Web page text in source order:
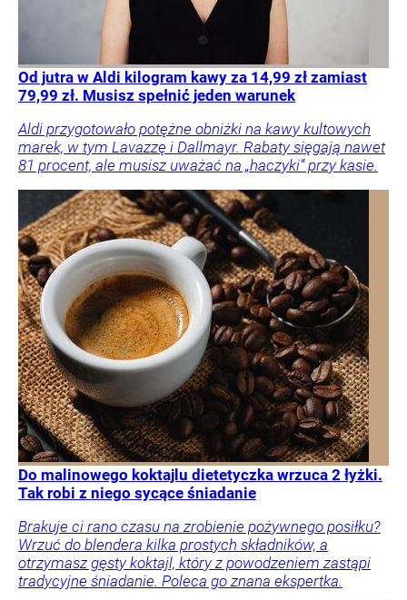
Od jutra w Aldi kilogram kawy za 14,99 zł zamiast
79,99 zł. Musisz spełnić jeden warunek
Aldi przygotowało potężne obniżki na kawy kultowych
marek, w tym Lavazzę i Dallmayr. Rabaty sięgają nawet
81 procent, ale musisz uważać na „haczyki” przy kasie.
Do malinowego koktajlu dietetyczka wrzuca 2 łyżki.
Tak robi z niego sycące śniadanie
Brakuje ci rano czasu na zrobienie pożywnego posiłku?
Wrzuć do blendera kilka prostych składników, a
otrzymasz gęsty koktajl, który z powodzeniem zastąpi
tradycyjne śniadanie. Poleca go znana ekspertka.